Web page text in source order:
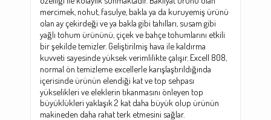
mercimek, nohut, fasulye, bakla ya da kuruyemiş ürünü
olan ay çekirdeği ve ya bakla gibi tahılları, susam gibi
yağlı tohum ürününü, çiçek ve bahçe tohumlarını etkili
bir şekilde temizler. Geliştirilmiş hava ile kaldırma
kuvveti sayesinde yüksek verimlilikte çalışır. Excell 808,
normal ön temizleme excellerle karışlaştırıldığında
içerisinde ürünün elendiği kat ve top sehpası
yükselikleri ve eleklerin tıkanmasını önleyen top
büyüklükleri yaklaşık 2 kat daha büyük olup ürünün
makineden daha rahat terk etmesini sağlar.